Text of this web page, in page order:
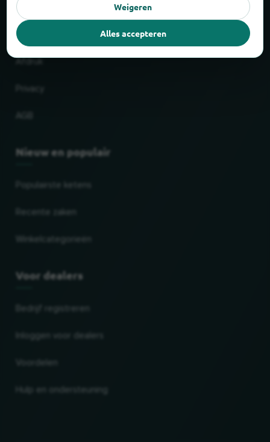
Wettelijk
Nieuw en populair
Populairste ketens
Voor dealers
Weigeren
Alles accepteren